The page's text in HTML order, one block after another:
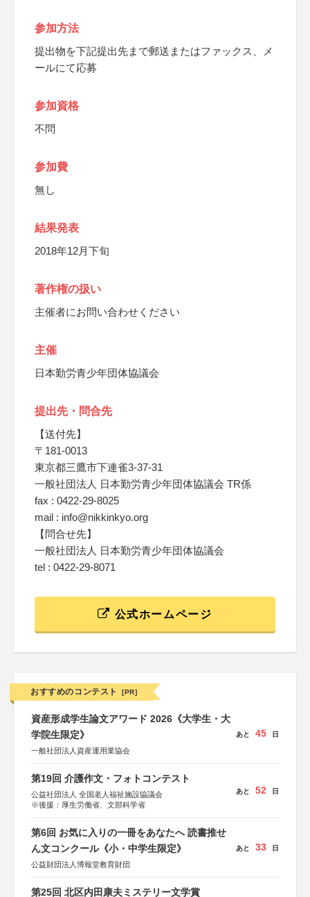
参加方法
提出物を下記提出先まで郵送またはファックス、メ
ールにて応募
参加資格
不問
参加費
無し
結果発表
2018年12月下旬
著作権の扱い
主催者にお問い合わせください
主催
日本勤労青少年団体協議会
提出先・問合先
【送付先】
〒181-0013
東京都三鷹市下連雀3-37-31
一般社団法人 日本勤労青少年団体協議会 TR係
fax : 0422-29-8025
mail : info@nikkinkyo.org
【問合せ先】
一般社団法人 日本勤労青少年団体協議会
tel : 0422-29-8071
公式ホームページ
おすすめのコンテスト [PR]
資産形成学生論文アワード 2026《大学生・大
学院生限定》
一般社団法人資産運用業協会
あと 45 日
第19回 介護作文・フォトコンテスト
公益社団法人 全国老人福祉施設協議会
※後援：厚生労働省、文部科学省
あと 52 日
第6回 お気に入りの一冊をあなたへ 読書推せ
ん文コンクール《小・中学生限定》
公益財団法人博報堂教育財団
あと 33 日
第25回 北区内田康夫ミステリー文学賞